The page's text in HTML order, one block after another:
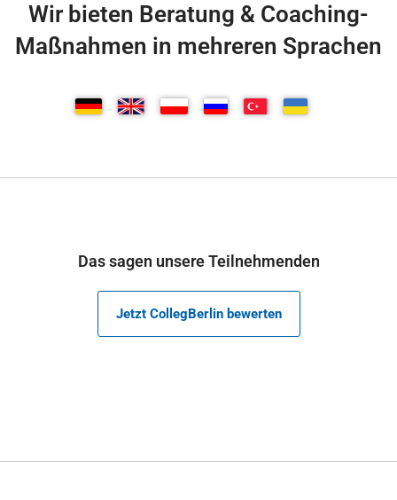
Wir bieten Beratung & Coaching-
Maßnahmen in mehreren Sprachen
Das sagen unsere Teilnehmenden
Jetzt CollegBerlin bewerten